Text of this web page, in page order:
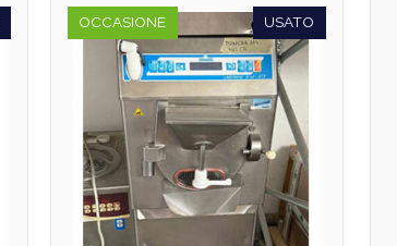
OCCASIONE USATO